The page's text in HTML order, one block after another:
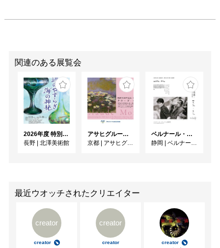
関連のある展覧会
2026年度 特別展「ガレとドーム、アール･ヌーヴォーのガラス 水辺のやすらぎ、海の神秘」
長野 | 北澤美術館
アサヒグループ大山崎山荘美術館 開館30周年記念展「没後100年 クロード・モネ」
京都 | アサヒグループ大山崎山荘美術館
ベルナール・ビュフェと写真 ーカメラがとらえたビュフェとその時代、そして21 世紀へ
静岡 | ベルナール・ビュフェ美術館
最近ウオッチされたクリエイター
creator
creator
creator
creator creator